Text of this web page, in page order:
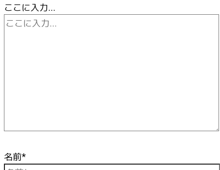
ここに入力…
名前*